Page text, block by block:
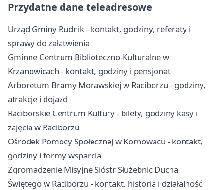
Przydatne dane teleadresowe
Urząd Gminy Rudnik - kontakt, godziny, referaty i
sprawy do załatwienia
Gminne Centrum Biblioteczno-Kulturalne w
Krzanowicach - kontakt, godziny i pensjonat
Arboretum Bramy Morawskiej w Raciborzu - godziny,
atrakcje i dojazd
Raciborskie Centrum Kultury - bilety, godziny kasy i
zajęcia w Raciborzu
Ośrodek Pomocy Społecznej w Kornowacu - kontakt,
godziny i formy wsparcia
Zgromadzenie Misyjne Sióstr Służebnic Ducha
Świętego w Raciborzu - kontakt, historia i działalność